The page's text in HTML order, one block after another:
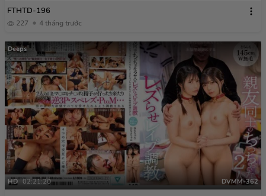
FTHTD-196
227 4 tháng trước
Deeps
HD 02:21:20 DVMM-362